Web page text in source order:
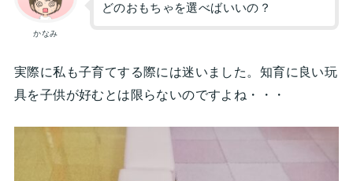
かなみ
どのおもちゃを選べばいいの？
実際に私も子育てする際には迷いました。知育に良い玩
具を子供が好むとは限らないのですよね・・・